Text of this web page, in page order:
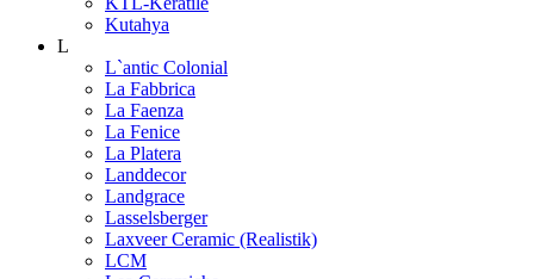
Kutahya
L
L`antic Colonial
La Fabbrica
La Faenza
La Fenice
La Platera
Landdecor
Landgrace
Lasselsberger
Laxveer Ceramic (Realistik)
LCM